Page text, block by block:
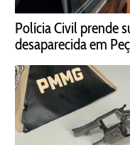
Polícia Civil prende
desaparecida em